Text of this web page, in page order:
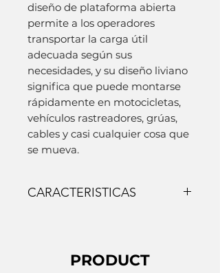
diseño de plataforma abierta
permite a los operadores
transportar la carga útil
adecuada según sus
necesidades, y su diseño liviano
significa que puede montarse
rápidamente en motocicletas,
vehículos rastreadores, grúas,
cables y casi cualquier cosa que
se mueva.
CARACTERISTICAS
PRODUCT